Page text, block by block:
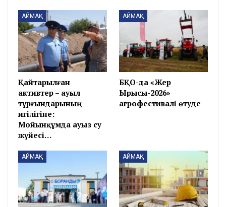
АЙМАҚ
Қайтарылған
активтер – ауыл
тұрғындарының
игілігіне:
Мойынқұмда ауыз су
жүйесі…
АЙМАҚ
БҚО-да «Жер
Ырысы-2026»
агрофестивалі өтуде
АЙМАҚ АЙМАҚ